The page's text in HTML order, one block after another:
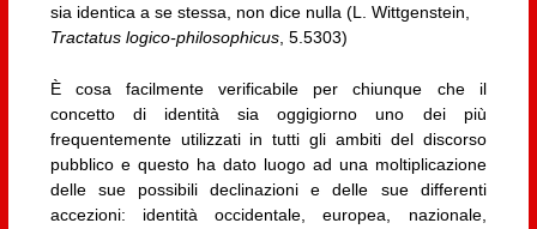
sia identica a se stessa, non dice nulla (L. Wittgenstein,
Tractatus logico-philosophicus, 5.5303)
È cosa facilmente verificabile per chiunque che il
concetto di identità sia oggigiorno uno dei più
frequentemente utilizzati in tutti gli ambiti del discorso
pubblico e questo ha dato luogo ad una moltiplicazione
delle sue possibili declinazioni e delle sue differenti
accezioni: identità occidentale, europea, nazionale,